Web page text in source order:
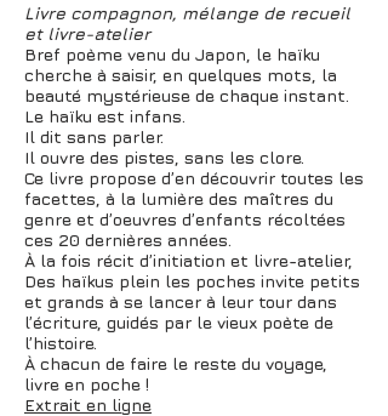
Livre compagnon, mélange de recueil
et livre-atelier
Bref poème venu du Japon, le haïku
cherche à saisir, en quelques mots, la
beauté mystérieuse de chaque instant.
Le haïku est infans.
Il dit sans parler.
Il ouvre des pistes, sans les clore.
Ce livre propose d’en découvrir toutes les
facettes, à la lumière des maîtres du
genre et d’oeuvres d’enfants récoltées
ces 20 dernières années.
À la fois récit d’initiation et livre-atelier,
Des haïkus plein les poches invite petits
et grands à se lancer à leur tour dans
l’écriture, guidés par le vieux poète de
l’histoire.
À chacun de faire le reste du voyage,
livre en poche !
Extrait en ligne